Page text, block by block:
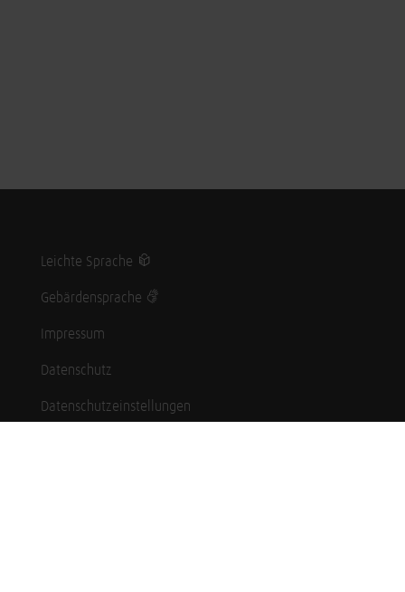
Leichte Sprache
Gebärdensprache
Impressum
Datenschutz
Datenschutzeinstellungen